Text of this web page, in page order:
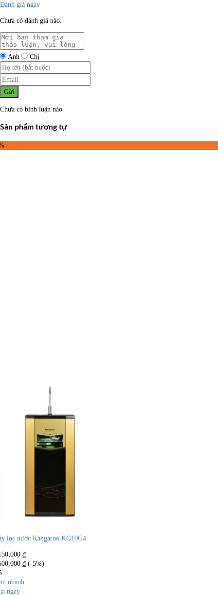
Đánh giá ngay
Chưa có đánh giá nào.
Anh Chị
Gửi
Chưa có bình luận nào
Sản phẩm tương tự
lọc nước Kangaroo KG10G4
₫
₫ (-5%)
nhanh
ngay